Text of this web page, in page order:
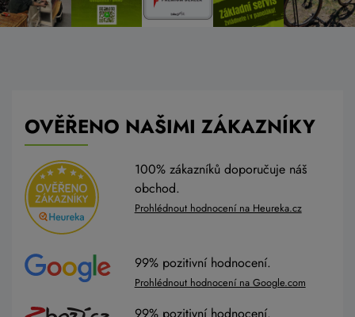
OVĚŘENO NAŠIMI ZÁKAZNÍKY
100% zákazníků doporučuje náš
obchod.
Prohlédnout hodnocení na Heureka.cz
99% pozitivní hodnocení.
Prohlédnout hodnocení na Google.com